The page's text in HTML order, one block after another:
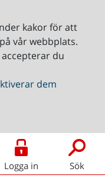
kakor för att
vår webbplats.
du
dem
Logga in Sök